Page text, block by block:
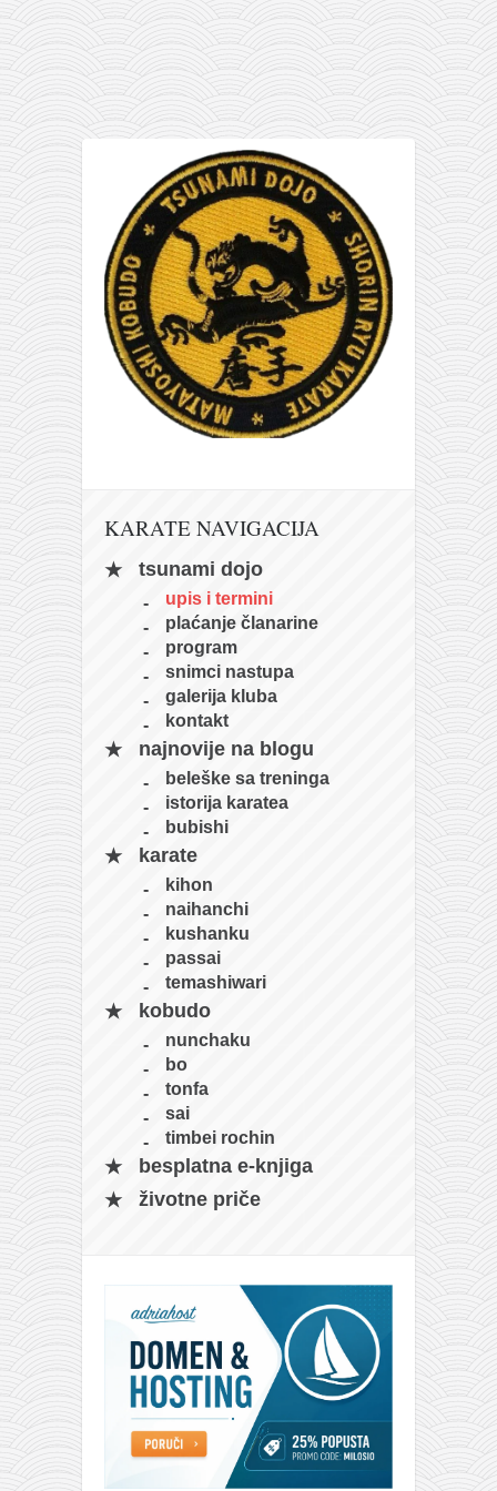
članarina
kontakt
besplatna e-knjiga
termini treninga
moja priča
fotke
kontakt
KARATE NAVIGACIJA
tsunami dojo
upis i termini
plaćanje članarine
program
snimci nastupa
galerija kluba
kontakt
najnovije na blogu
beleške sa treninga
istorija karatea
bubishi
karate
kihon
naihanchi
kushanku
passai
temashiwari
kobudo
nunchaku
bo
tonfa
sai
timbei rochin
besplatna e-knjiga
životne priče